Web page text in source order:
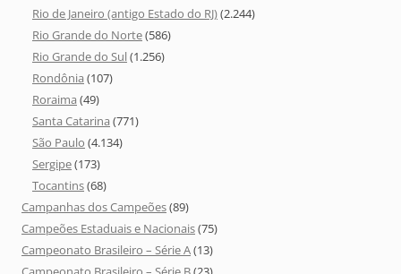
Rio de Janeiro (antigo Estado do RJ)(2.244)
Rio Grande do Norte(586)
Rio Grande do Sul(1.256)
Rondônia (107)
Roraima (49)
Santa Catarina (771)
São Paulo (4.134)
Sergipe(173)
Tocantins(68)
Campanhas dos Campeões(89)
Campeões Estaduais e Nacionais(75)
Campeonato Brasileiro – Série A(13)